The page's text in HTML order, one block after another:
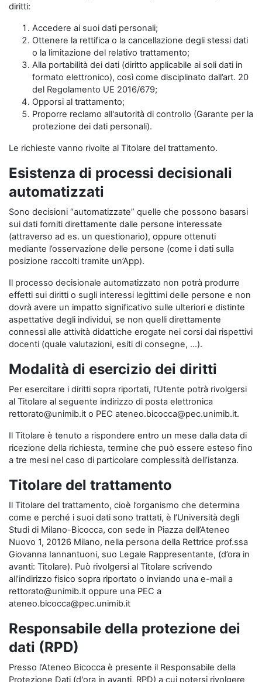
diritti:
Accedere ai suoi dati personali;
Ottenere la rettifica o la cancellazione degli stessi dati
o la limitazione del relativo trattamento;
Alla portabilità dei dati (diritto applicabile ai soli dati in
formato elettronico), così come disciplinato dall’art. 20
del Regolamento UE 2016/679;
Opporsi al trattamento;
Proporre reclamo all'autorità di controllo (Garante per la
protezione dei dati personali).
Le richieste vanno rivolte al Titolare del trattamento.
Esistenza di processi decisionali
automatizzati
Sono decisioni “automatizzate” quelle che possono basarsi
sui dati forniti direttamente dalle persone interessate
(attraverso ad es. un questionario), oppure ottenuti
mediante l’osservazione delle persone (come i dati sulla
posizione raccolti tramite un’App).
Il processo decisionale automatizzato non potrà produrre
effetti sui diritti o sugli interessi legittimi delle persone e non
dovrà avere un impatto significativo sulle ulteriori e distinte
aspettative degli individui, se non quelli direttamente
connessi alle attività didattiche erogate nei corsi dai rispettivi
docenti (quale valutazioni, esiti di consegne, …).
Modalità di esercizio dei diritti
Per esercitare i diritti sopra riportati, l'Utente potrà rivolgersi
al Titolare al seguente indirizzo di posta elettronica
rettorato@unimib.it o PEC ateneo.bicocca@pec.unimib.it.
Il Titolare è tenuto a rispondere entro un mese dalla data di
ricezione della richiesta, termine che può essere esteso fino
a tre mesi nel caso di particolare complessità dell’istanza.
Titolare del trattamento
Il Titolare del trattamento, cioè l’organismo che determina
come e perché i suoi dati sono trattati, è l’Università degli
Studi di Milano-Bicocca, con sede in Piazza dell’Ateneo
Nuovo 1, 20126 Milano, nella persona della Rettrice prof.ssa
Giovanna Iannantuoni, suo Legale Rappresentante, (d’ora in
avanti: Titolare). Può rivolgersi al Titolare scrivendo
all’indirizzo fisico sopra riportato o inviando una e-mail a
rettorato@unimib.it oppure una PEC a
ateneo.bicocca@pec.unimib.it
Responsabile della protezione dei
dati (RPD)
Presso l’Ateneo Bicocca è presente il Responsabile della
Protezione Dati (d'ora in avanti, RPD) a cui potersi rivolgere